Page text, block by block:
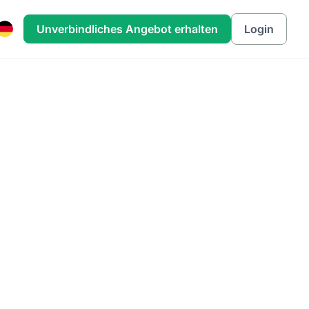
Unverbindliches Angebot erhalten Login